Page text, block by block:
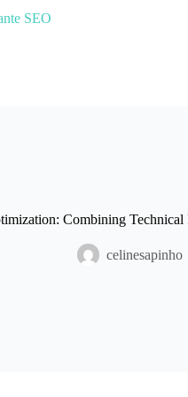
Combining
celinesapinho